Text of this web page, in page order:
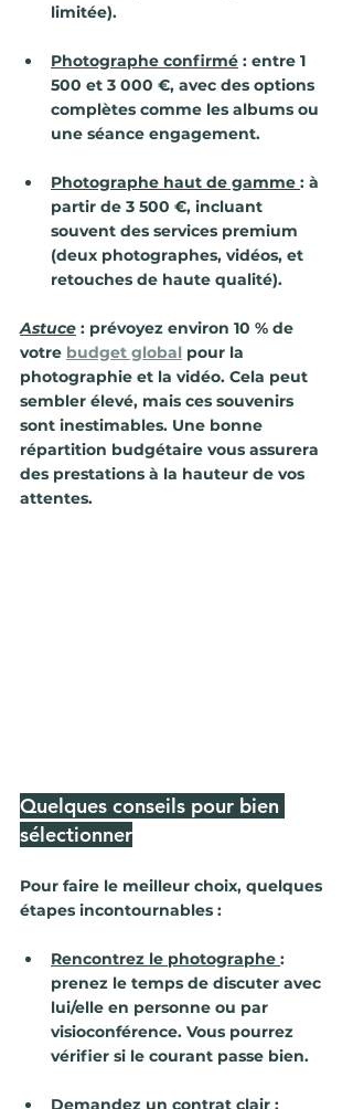
limitée).
Photographe confirmé : entre 1
500 et 3 000 €, avec des options
complètes comme les albums ou
une séance engagement.
Photographe haut de gamme : à
partir de 3 500 €, incluant
souvent des services premium
(deux photographes, vidéos, et
retouches de haute qualité).
Astuce : prévoyez environ 10 % de
votre budget global pour la
photographie et la vidéo. Cela peut
sembler élevé, mais ces souvenirs
sont inestimables. Une bonne
répartition budgétaire vous assurera
des prestations à la hauteur de vos
attentes.
Quelques conseils pour bien
sélectionner
Pour faire le meilleur choix, quelques
étapes incontournables :
Rencontrez le photographe :
prenez le temps de discuter avec
lui/elle en personne ou par
visioconférence. Vous pourrez
vérifier si le courant passe bien.
Demandez un contrat clair :